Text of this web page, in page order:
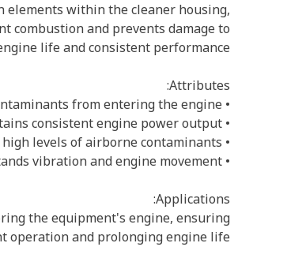
within the cleaner housing,
combustion and prevents damage to
life and consistent performance.
Attributes:
• Prevents contaminants from entering the engine.
• Maintains consistent engine power output.
• Handles high levels of airborne contaminants.
• Withstands vibration and engine movement.
Applications:
the equipment's engine, ensuring
operation and prolonging engine life.